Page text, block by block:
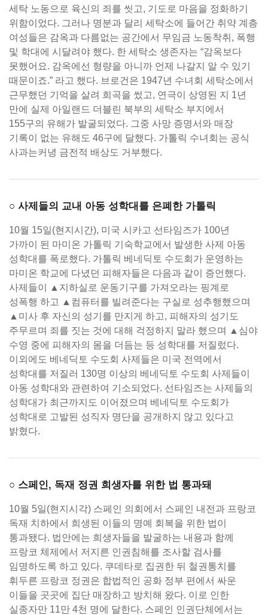
세탁 노동으로 육신의 죄를 씻고, 기도로 마음을 정화하기
위함이었다. 그러나 명분과 달리 세탁소에 들어간 취약 계층
여성들은 감옥과 다름없는 공간에서 무임금 노동착취, 폭행
및 학대에 시달려야 했다. 한 세탁소 생존자는 “감옥보다
못했어요. 감옥에선 형량을 아니까 언제 나갈지 알 수 있기
때문이죠.” 라고 했다. 브로건은 1947년 수녀회 세탁소에서
근무했던 기억을 살려 희곡을 썼고, 연극이 상영된 지 1년
만에 실제 아일랜드 더블린 북부의 세탁소 부지에서
155구의 유해가 발굴되었다. 그중 사망 증명서와 매장
기록이 없는 유해도 46구에 달했다. 가톨릭 수녀회는 공식
사과는커녕 금전적 배상도 거부했다.
○ 사제들의 교내 아동 성학대를 은폐한 가톨릭
10월 15일(현지시간), 미국 시카고 선타임즈가 100년
가까이 된 마미온 가톨릭 기숙학교에서 발생한 사제 아동
성학대를 폭로했다. 가톨릭 베네딕토 수도회가 운영하는
마미온 학교에 다녔던 피해자들은 다음과 같이 증언했다.
사제들이 ▲지하실로 운동기구를 가져오라는 핑계로
성폭행 하고 ▲컴퓨터를 빌려준다는 구실로 성추행했으며
▲미사 후 자신의 성기를 만지게 하고, 피해자의 성기도
주무르며 죄를 짓는 것에 대해 걱정하지 말라 했으며 ▲심야
수영 중에 피해자의 몸을 더듬는 등 성학대를 저질렀다.
이외에도 베네딕토 수도회 사제들은 미국 전역에서
성학대를 저질러 130명 이상의 베네딕토 수도회 사제들이
아동 성학대와 관련하여 기소되었다. 선타임즈는 사제들의
성학대가 최근까지도 이어졌으며 베네딕토 수도회가
성학대로 고발된 성직자 명단을 공개하지 않고 있다고
밝혔다.
○ 스페인, 독재 정권 희생자를 위한 법 통과돼
10월 5일(현지시각) 스페인 의회에서 스페인 내전과 프랑코
독재 치하에서 희생된 이들의 명예 회복을 위한 법이
통과됐다. 법안에는 희생자들을 발굴하는 내용과 함께
프랑코 체제에서 저지른 인권침해를 조사할 검사를
임명하도록 하고 있다. 쿠데타로 집권한 뒤 철권통치를
휘두른 프랑코 정권은 합법적인 공화 정부 편에서 싸운
이들을 곳곳에 집단 매장하고 방치해 왔다. 이로 인한
실종자만 11만 4천 명에 달한다. 스페인 인권단체에서는